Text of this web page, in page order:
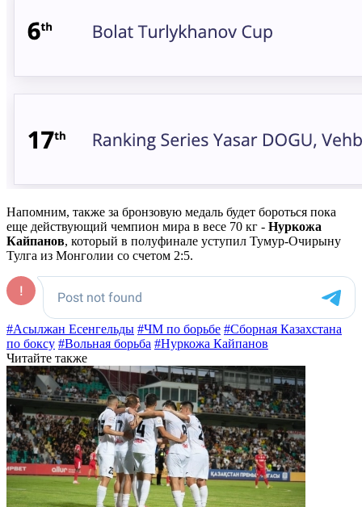
Напомним, также за бронзовую медаль будет бороться пока
еще действующий чемпион мира в весе 70 кг - Нуркожа
Кайпанов, который в полуфинале уступил Тумур-Очирыну
Тулга из Монголии со счетом 2:5.
#Асылжан Есенгельды #ЧМ по борьбе #Сборная Казахстана
по боксу #Вольная борьба #Нуркожа Кайпанов
Читайте также